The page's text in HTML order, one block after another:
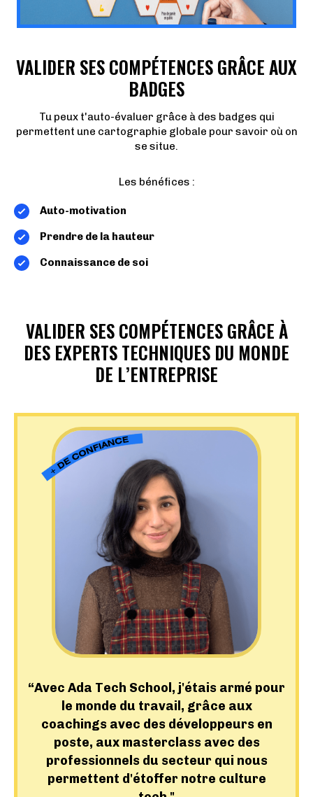
VALIDER SES COMPÉTENCES GRÂCE AUX
BADGES
Tu peux t'auto-évaluer grâce à des badges qui
permettent une cartographie globale pour savoir où on
se situe.
Les bénéfices :
Auto-motivation
Prendre de la hauteur
Connaissance de soi
VALIDER SES COMPÉTENCES GRÂCE À
DES EXPERTS TECHNIQUES DU MONDE
DE L’ENTREPRISE
“Avec Ada Tech School, j'étais armé pour
le monde du travail, grâce aux
coachings avec des développeurs en
poste, aux masterclass avec des
professionnels du secteur qui nous
permettent d'étoffer notre culture